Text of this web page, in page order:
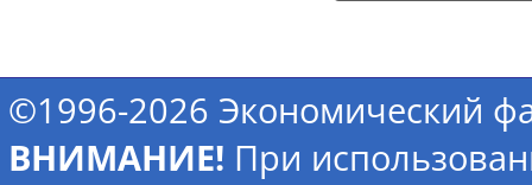
©1996-2026 Экономический
ВНИМАНИЕ! При